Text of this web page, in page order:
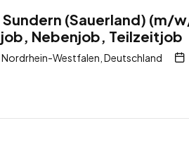
(Sauerland) (m/
Nebenjob, Teilzeitjob
Westfalen, Deutschland